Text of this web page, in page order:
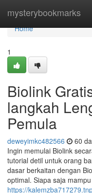
mysterybookmarks
Home
Home
1
Biolink
langkah
Pemula
deweyimkc482566 60
Ingin memulai Biolink
tutorial detil untuk orang
dasar berkaitan dengan
optimal. Siapa saja mampu
https://